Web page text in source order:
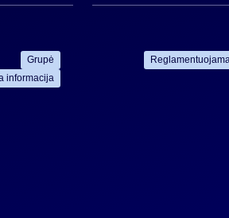
Grupė
informacija